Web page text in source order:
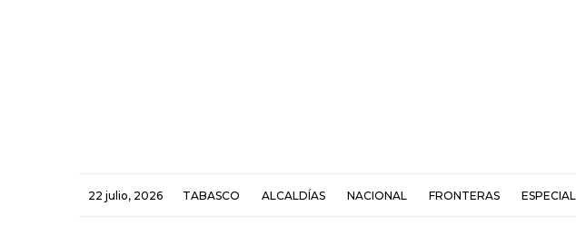
22 julio, 2026 TABASCO ALCALDÍAS NACIONAL FRONTERAS ESPECIAL